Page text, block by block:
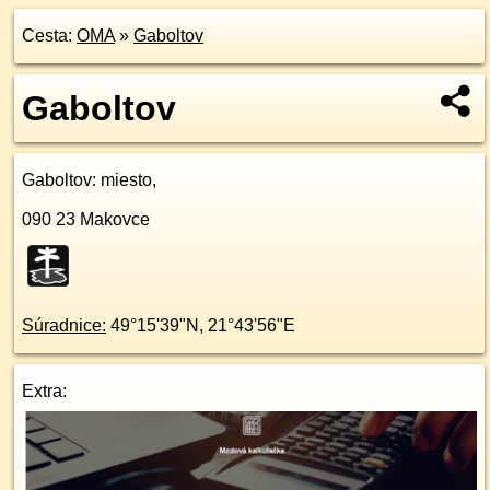
Cesta: OMA» Gaboltov
Gaboltov
Gaboltov: miesto,
090 23 Makovce
Súradnice: 49°15'39"N , 21°43'56"E
Extra: